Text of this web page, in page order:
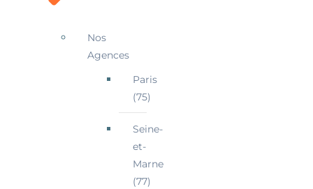
Nos
Agences
Paris
(75)
Seine-
et-
Marne
(77)